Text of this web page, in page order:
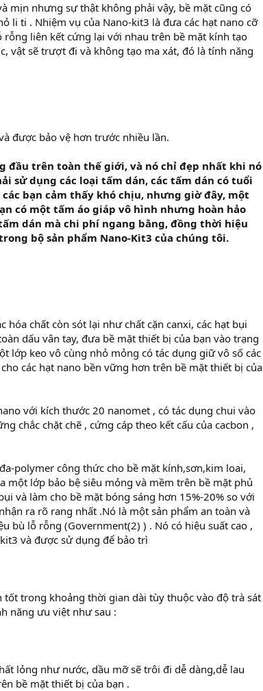
mịn nhưng sự thật không phải vậy, bề mặt cũng có
li ti . Nhiệm vụ của Nano-kit3 là đưa các hạt nano cỡ
liên kết cứng lại với nhau trên bề mặt kính tạo
vật sẽ trượt đi và không tạo ma xát, đó là tính năng
được bảo vệ hơn trước nhiều lần.
đầu trên toàn thế giới, và nó chỉ đẹp nhất khi nó
sử dụng các loại tấm dán, các tấm dán có tuổi
bạn cảm thấy khó chịu, nhưng giờ đây, một
có một tấm áo giáp vô hình nhưng hoàn hảo
dán mà chi phí ngang bằng, đồng thời hiệu
bộ sản phẩm Nano-Kit3 của chúng tôi.
chất còn sót lại như chất cặn canxi, các hạt bụi
dấu vân tay, đưa bề mặt thiết bị của bạn vào trạng
lớp keo vô cùng nhỏ mỏng có tác dụng giữ vô số các
các hạt nano bền vững hơn trên bề mặt thiết bị của
với kích thước 20 nanomet , có tác dụng chui vào
chắc chặt chẽ , cứng cáp theo kết cấu của cacbon ,
polymer công thức cho bề mặt kính,sơn,kim loai,
một lớp bảo bệ siêu mỏng và mềm trên bề mặt phủ
và làm cho bề mặt bóng sáng hơn 15%-20% so với
ra rõ rang nhất .Nó là một sản phẩm an toàn và
bù lỗ rỗng (Government(2) ) . Nó có hiệu suất cao ,
và được sử dụng để bảo trì
trong khoảng thời gian dài tùy thuộc vào độ trà sát
năng ưu việt như sau :
lỏng như nước, dầu mỡ sẽ trôi đi dễ dàng,dễ lau
bề mặt thiết bị của bạn .